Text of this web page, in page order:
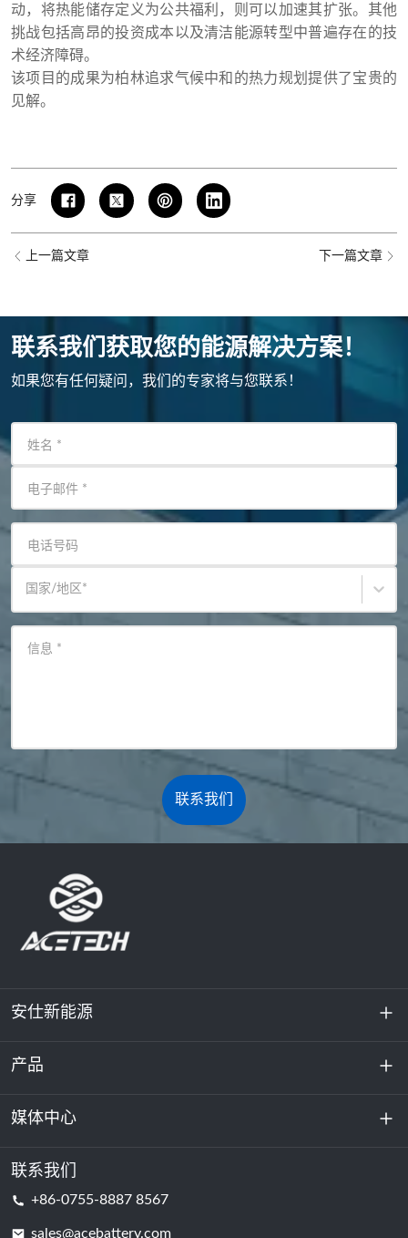
动，将热能储存定义为公共福利，则可以加速其扩张。其他
挑战包括高昂的投资成本以及清洁能源转型中普遍存在的技
术经济障碍。
该项目的成果为柏林追求气候中和的热力规划提供了宝贵的
见解。
分享
上一篇文章 下一篇文章
联系我们获取您的能源解决方案！
如果您有任何疑问，我们的专家将与您联系！
姓名 *
电子邮件 *
电话号码
国家/地区 *
信息 *
联系我们
安仕新能源
关于我们
可持续发展
产品
储能
数据中心和服务器机房
媒体中心
新闻与活动
联系我们
+86-0755-8887 8567
sales@acebattery.com